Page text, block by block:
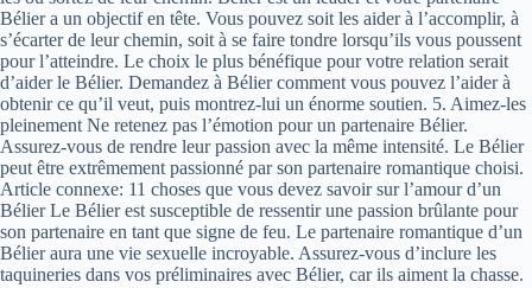
Bélier a un objectif en tête. Vous pouvez soit les aider à l’accomplir, à
s’écarter de leur chemin, soit à se faire tondre lorsqu’ils vous poussent
pour l’atteindre. Le choix le plus bénéfique pour votre relation serait
d’aider le Bélier. Demandez à Bélier comment vous pouvez l’aider à
obtenir ce qu’il veut, puis montrez-lui un énorme soutien. 5. Aimez-les
pleinement Ne retenez pas l’émotion pour un partenaire Bélier.
Assurez-vous de rendre leur passion avec la même intensité. Le Bélier
peut être extrêmement passionné par son partenaire romantique choisi.
Article connexe: 11 choses que vous devez savoir sur l’amour d’un
Bélier Le Bélier est susceptible de ressentir une passion brûlante pour
son partenaire en tant que signe de feu. Le partenaire romantique d’un
Bélier aura une vie sexuelle incroyable. Assurez-vous d’inclure les
taquineries dans vos préliminaires avec Bélier, car ils aiment la chasse.